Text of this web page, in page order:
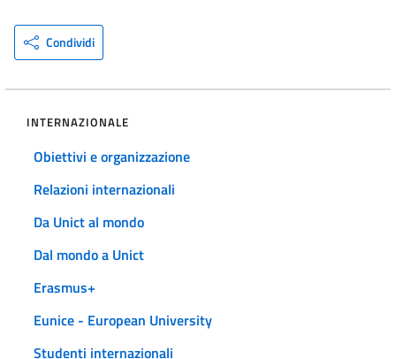
Condividi
INTERNAZIONALE
Obiettivi e organizzazione
Relazioni internazionali
Da Unict al mondo
Dal mondo a Unict
Erasmus+
Eunice - European University
Studenti internazionali